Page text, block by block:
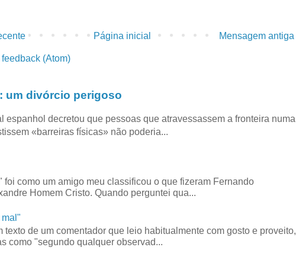
Mensagem antiga
Página inicial
feedback (Atom)
um divórcio perigoso
espanhol decretou que pessoas que atravessassem a fronteira numa
«barreiras físicas» não poderia...
foi como um amigo meu classificou o que fizeram Fernando
Homem Cristo. Quando perguntei qua...
texto de um comentador que leio habitualmente com gosto e proveito,
como "segundo qualquer observad...